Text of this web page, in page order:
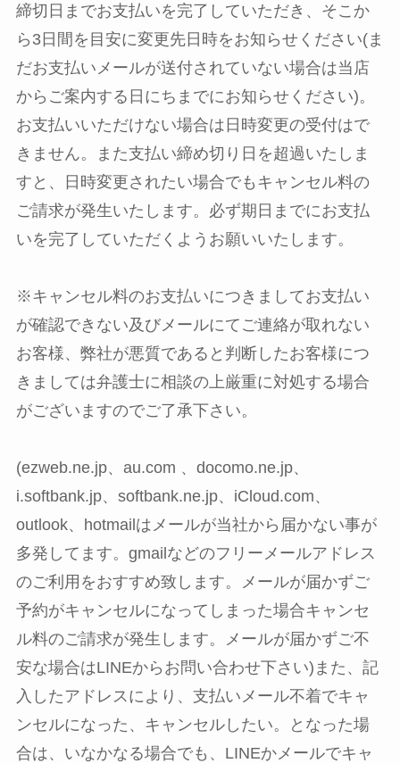
締切日までお支払いを完了していただき、そこか
ら3日間を目安に変更先日時をお知らせください(ま
だお支払いメールが送付されていない場合は当店
からご案内する日にちまでにお知らせください)。
お支払いいただけない場合は日時変更の受付はで
きません。また支払い締め切り日を超過いたしま
すと、日時変更されたい場合でもキャンセル料の
ご請求が発生いたします。必ず期日までにお支払
いを完了していただくようお願いいたします。
※キャンセル料のお支払いにつきましてお支払い
が確認できない及びメールにてご連絡が取れない
お客様、弊社が悪質であると判断したお客様につ
きましては弁護士に相談の上厳重に対処する場合
がございますのでご了承下さい。
(ezweb.ne.jp、au.com 、docomo.ne.jp、
i.softbank.jp、softbank.ne.jp、iCloud.com、
outlook、hotmailはメールが当社から届かない事が
多発してます。gmailなどのフリーメールアドレス
のご利用をおすすめ致します。メールが届かずご
予約がキャンセルになってしまった場合キャンセ
ル料のご請求が発生します。メールが届かずご不
安な場合はLINEからお問い合わせ下さい)また、記
入したアドレスにより、支払いメール不着でキャ
ンセルになった、キャンセルしたい。となった場
合は、いなかなる場合でも、LINEかメールでキャ